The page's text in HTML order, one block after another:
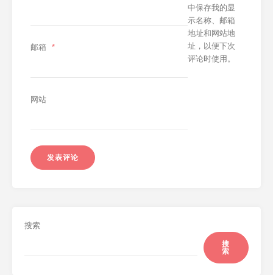
邮箱 *
网站
中保存我的显
示名称、邮箱
地址和网站地
址，以便下次
评论时使用。
搜索
搜
索